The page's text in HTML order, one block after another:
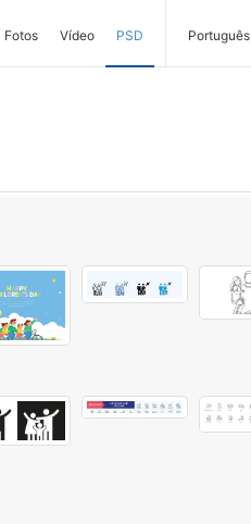
Fotos Vídeo PSD Português